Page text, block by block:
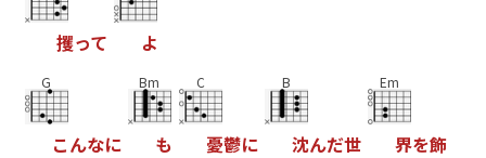
攫って よ
G
こんなに
Bm
も
C
憂鬱に
B
沈んだ世
Em
界を飾